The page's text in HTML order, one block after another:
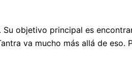
objetivo principal es
va mucho más allá de eso.